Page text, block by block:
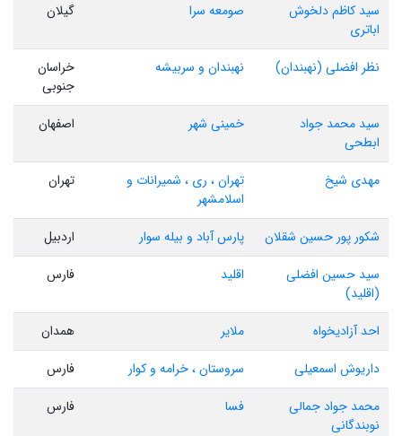
سید کاظم دلخوش
اباتری
صومعه سرا گیلان
نظر افضلی (نهبندان) نهبندان و سربیشه
خراسان
جنوبی
سید محمد جواد
ابطحی
خمینی شهر اصفهان
مهدی شیخ
تهران ، ری ، شمیرانات و
اسلامشهر
تهران
شکور پور حسین شقلان پارس آباد و بیله سوار
اردبیل
سید حسین افضلی
(اقلید)
اقلید فارس
احد آزادیخواه ملایر
همدان
داریوش اسمعیلی
سروستان ، خرامه و کوار
فارس
محمد جواد جمالی
نوبندگانی
فسا فارس